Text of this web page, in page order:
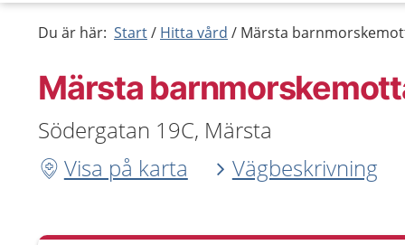
Du är här: Start Hitta vård Märsta
Märsta
Södergatan 19C, Märsta
Visa på karta
Vägbeskrivning